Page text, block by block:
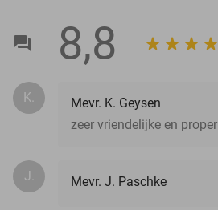
8,8
K.
Mevr. K. Geysen
zeer vriendelijke en proper
J. Mevr. J. Paschke